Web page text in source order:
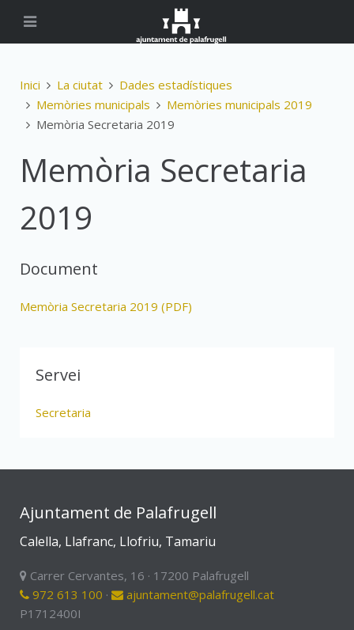
Inici La ciutat
Dades estadístiques
Memòries municipals
Memòries municipals 2019
Memòria Secretaria 2019
Memòria Secretaria
2019
Document
Memòria Secretaria 2019 (PDF)
Servei
Secretaria
Ajuntament de Palafrugell
Calella, Llafranc, Llofriu, Tamariu
Carrer Cervantes, 16 · 17200 Palafrugell
972 613 100 ·
ajuntament@palafrugell.cat
P1712400I